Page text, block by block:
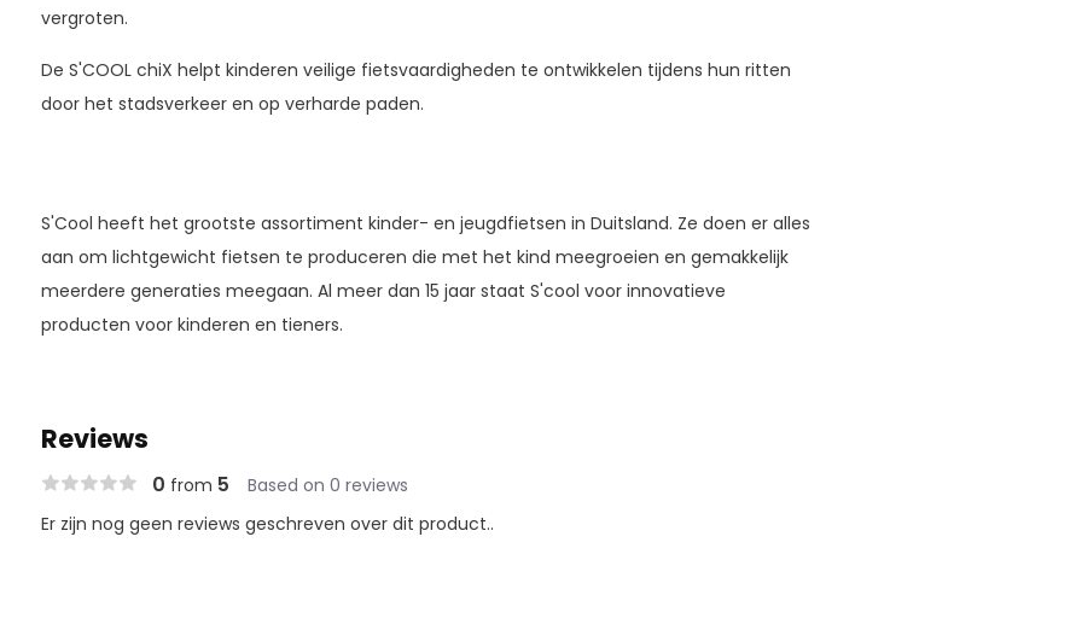
vergroten.
De S'COOL chiX helpt kinderen veilige fietsvaardigheden te ontwikkelen tijdens hun ritten
door het stadsverkeer en op verharde paden.
S'Cool heeft het grootste assortiment kinder- en jeugdfietsen in Duitsland. Ze doen er alles
aan om lichtgewicht fietsen te produceren die met het kind meegroeien en gemakkelijk
meerdere generaties meegaan. Al meer dan 15 jaar staat S'cool voor innovatieve
producten voor kinderen en tieners.
Reviews
0 from 5 Based on 0 reviews
Er zijn nog geen reviews geschreven over dit product..